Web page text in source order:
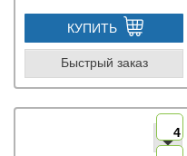
КУПИТЬ
Быстрый заказ
4